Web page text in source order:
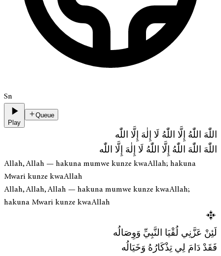
Sn
Play
Queue
اللّٰهَ اللّٰهُ إِلَّا اللّٰهُ لَا إِلٰهَ إِلَّا اللّٰه
اللّٰهَ اللّٰهَ اللّٰهُ إِلَّا اللّٰهُ لَا إِلٰهَ إِلَّا اللّٰه
Allah, Allah — hakuna mumwe kunze kwaAllah; hakuna
Mwari kunze kwaAllah
Allah, Allah, Allah — hakuna mumwe kunze kwaAllah;
hakuna Mwari kunze kwaAllah
لَئِنْ عَزَّنِي لُقْيَا النَّبِيِّ وَوِصَالُه
فَقَدْ دَامَ لِي تِذْكَارُهُ وَخَيَالُه